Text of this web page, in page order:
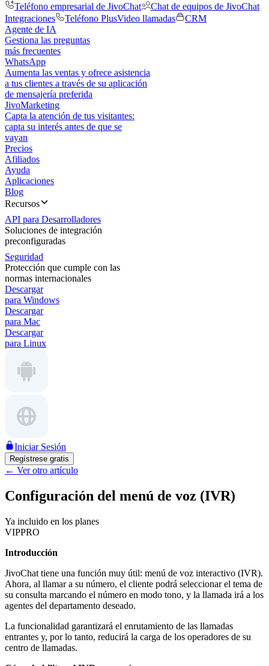
Teléfono empresarial de JivoChat
Chat de equipos de JivoChat
Integraciones
Teléfono PlusVideo llamadas
CRM
Agente de IA
Gestiona las preguntas
más frecuentes
WhatsApp
Aumenta las ventas y ofrece asistencia
a tus clientes a través de su aplicación
de mensajería preferida
JivoMarketing
Capta la atención de tus visitantes:
capta su interés antes de que se
vayan
Precios
Afiliados
Ayuda
Aplicaciones
Blog
Recursos
API para Desarrolladores
Soluciones de integración
preconfiguradas
Seguridad
Protección que cumple con las
normas internacionales
Descargar
para Windows
Descargar
para Mac
Descargar
para Linux
Iniciar Sesión
Regístrese gratis
← Ver otro artículo
Configuración del menú de voz (IVR)
Ya incluido en los planes
VIPPRO
Introducción
JivoChat tiene una función muy útil: menú de voz interactivo (IVR).
Ahora, al llamar a su número, el cliente podrá seleccionar el tema de
su consulta marcando el número en modo tono, y la llamada irá a los
agentes del departamento deseado.
La funcionalidad garantizará el enrutamiento de las llamadas
entrantes y, por lo tanto, reducirá la carga de los operadores de su
centro de llamadas.